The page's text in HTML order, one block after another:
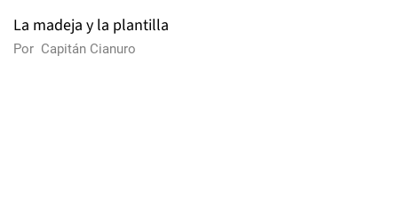
La madeja y la plantilla
Por Capitán Cianuro